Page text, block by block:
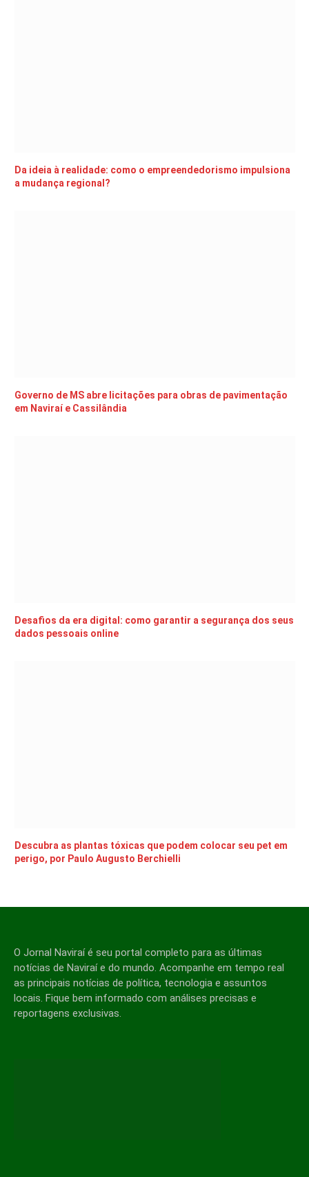
Da ideia à realidade: como o empreendedorismo impulsiona
a mudança regional?
Governo de MS abre licitações para obras de pavimentação
em Naviraí e Cassilândia
Desafios da era digital: como garantir a segurança dos seus
dados pessoais online
Descubra as plantas tóxicas que podem colocar seu pet em
perigo, por Paulo Augusto Berchielli
O Jornal Naviraí é seu portal completo para as últimas
notícias de Naviraí e do mundo. Acompanhe em tempo real
as principais notícias de política, tecnologia e assuntos
locais. Fique bem informado com análises precisas e
reportagens exclusivas.